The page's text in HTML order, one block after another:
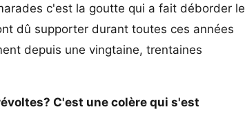
c'est la goutte qui a fait déborder le
dû supporter durant toutes ces années
depuis une vingtaine, trentaines
C'est une colère qui s'est